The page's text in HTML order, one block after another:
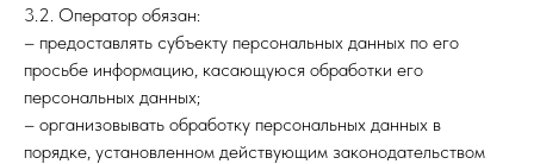
3.2. Оператор обязан:
– предоставлять субъекту персональных данных по его
просьбе информацию, касающуюся обработки его
персональных данных;
– организовывать обработку персональных данных в
порядке, установленном действующим законодательством